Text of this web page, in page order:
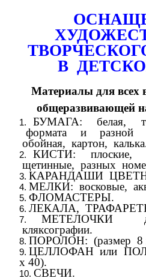
В
Материалы для всех
общеразвивающей
БУМАГА: белая,
формата и разной
обойная, картон,
КИСТИ: плоские,
щетинные, разных
КАРАНДАШИ
МЕЛКИ: восковые,
ФЛОМАСТЕРЫ.
ЛЕКАЛА,
МЕТЕЛОЧКИ
кляксографии.
ПОРОЛОН: (размер 8
ЦЕЛЛОФАН или
х 40).
СВЕЧИ.